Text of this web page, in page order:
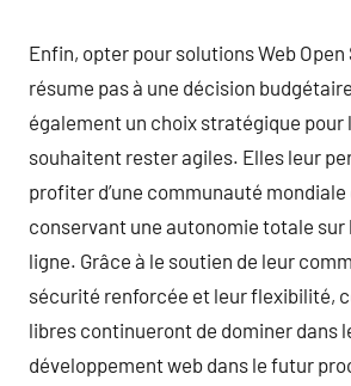
Enfin, opter pour solutions Web Open
résume pas à une décision
également un choix stratégique pour
souhaitent rester agiles. Elles leur
profiter d’une communauté
conservant une autonomie totale sur
ligne. Grâce à le soutien de leur
sécurité renforcée et leur flexibilité,
libres continueront de dominer dans
développement web dans le futur